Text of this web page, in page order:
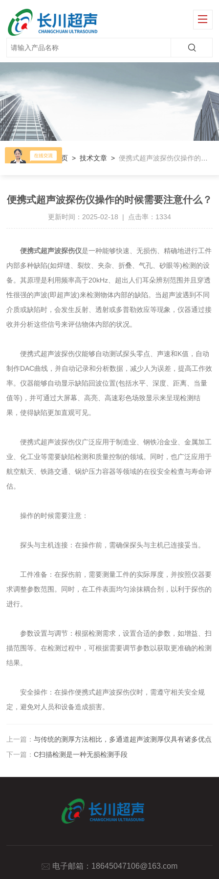
当前位置： 首页 >技术文章 >便携式超声波探伤仪操作的时候需要注意什么？
便携式超声波探伤仪操作的时候需要注意什么？
更新时间：2025-02-18 | 点击率：1334
便携式超声波探伤仪是一种能够快速、无损伤、精确地进行工件
内部多种缺陷(如焊缝、裂纹、夹杂、折叠、气孔、砂眼等)检测的设
备。其原理是利用频率高于20kHz、超出人们耳朵辨别范围并且穿透
性很强的声波(即超声波)来检测物体内部的缺陷。当超声波遇到不同
介质或缺陷时，会发生反射、透射或多普勒效应等现象，仪器通过接
收并分析这些信号来评估物体内部的状况。
便携式超声波探伤仪能够自动测试探头零点、声速和K值，自动
制作DAC曲线，并自动记录和分析数据，减少人为误差，提高工作效
率。仪器能够自动显示缺陷回波位置(包括水平、深度、距离、当量
值等)，并可通过大屏幕、高亮、高速彩色场致显示来呈现检测结
果，使得缺陷更加直观可见。
便携式超声波探伤仪广泛应用于制造业、钢铁冶金业、金属加工
业、化工业等需要缺陷检测和质量控制的领域。同时，也广泛应用于
航空航天、铁路交通、锅炉压力容器等领域的在役安全检查与寿命评
估。
操作的时候需要注意：
探头与主机连接：在操作前，需确保探头与主机已连接妥当。
工件准备：在探伤前，需要测量工件的实际厚度，并按照仪器要
求调整参数范围。同时，在工件表面均匀涂抹耦合剂，以利于探伤的
进行。
参数设置与调节：根据检测需求，设置合适的参数，如增益、扫
描范围等。在检测过程中，可根据需要调节参数以获取更准确的检测
结果。
安全操作：在操作便携式超声波探伤仪时，需遵守相关安全规
定，避免对人员和设备造成损害。
上一篇：与传统的测厚方法相比，多通道超声波测厚仪具有诸多优点
下一篇：C扫描检测是一种无损检测手段
电子邮箱： 18645047106@163.com